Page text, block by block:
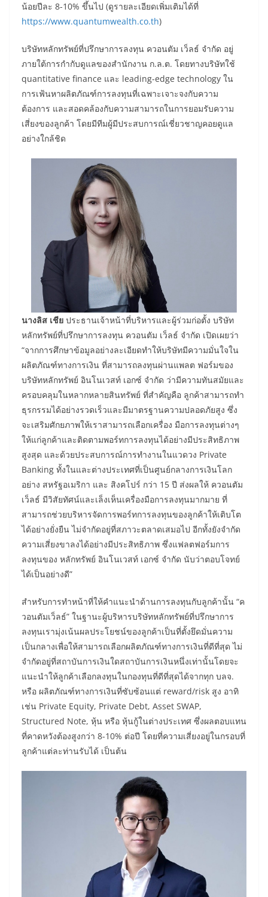
น้อยปีละ 8-10% ขึ้นไป (ดูรายละเอียดเพิ่มเติมได้ที่
https://www.quantumwealth.co.th)
บริษัทหลักทรัพย์ที่ปรึกษาการลงทุน ควอนตัม เว็ลธ์ จำกัด อยู่
ภายใต้การกำกับดูแลของสำนักงาน ก.ล.ต. โดยทางบริษัทใช้
quantitative finance และ leading-edge technology ใน
การเฟ้นหาผลิตภัณฑ์การลงทุนที่เฉพาะเจาะจงกับความ
ต้องการ และสอดคล้องกับความสามารถในการยอมรับความ
เสี่ยงของลูกค้า โดยมีทีมผู้มีประสบการณ์เชี่ยวชาญคอยดูแล
อย่างใกล้ชิด
นางลิส เชีย ประธานเจ้าหน้าที่บริหารและผู้ร่วมก่อตั้ง บริษัท
หลักทรัพย์ที่ปรึกษาการลงทุน ควอนตัม เว็ลธ์ จำกัด เปิดเผยว่า
“จากการศึกษาข้อมูลอย่างละเอียดทำให้บริษัทมีความมั่นใจใน
ผลิตภัณฑ์ทางการเงิน ที่สามารถลงทุนผ่านแพลต ฟอร์มของ
บริษัทหลักทรัพย์ อินโนเวสท์ เอกซ์ จำกัด ว่ามีความทันสมัยและ
ครอบคลุมในหลากหลายสินทรัพย์ ที่สำคัญคือ ลูกค้าสามารถทำ
ธุรกรรมได้อย่างรวดเร็วและมีมาตรฐานความปลอดภัยสูง ซึ่ง
จะเสริมศักยภาพให้เราสามารถเลือกเครื่อง มือการลงทุนต่างๆ
ให้แก่ลูกค้าและติดตามพอร์ทการลงทุนได้อย่างมีประสิทธิภาพ
สูงสุด และด้วยประสบการณ์การทำงานในแวดวง Private
Banking ทั้งในและต่างประเทศที่เป็นศูนย์กลางการเงินโลก
อย่าง สหรัฐอเมริกา และ สิงคโปร์ กว่า 15 ปี ส่งผลให้ ควอนตัม
เว็ลธ์ มีวิสัยทัศน์และเล็งเห็นเครื่องมือการลงทุนมากมาย ที่
สามารถช่วยบริหารจัดการพอร์ทการลงทุนของลูกค้าให้เติบโต
ได้อย่างยั่งยืน ไม่จำกัดอยู่ที่สภาวะตลาดเสมอไป อีกทั้งยังจำกัด
ความเสี่ยงขาลงได้อย่างมีประสิทธิภาพ ซึ่งแฟลตฟอร์มการ
ลงทุนของ หลักทรัพย์ อินโนเวสท์ เอกซ์ จำกัด นับว่าตอบโจทย์
ได้เป็นอย่างดี”
สำหรับการทำหน้าที่ให้คำแนะนำด้านการลงทุนกับลูกค้านั้น “ค
วอนตัมเว็ลธ์” ในฐานะผู้บริหารบริษัทหลักทรัพย์ที่ปรึกษาการ
ลงทุนเรามุ่งเน้นผลประโยชน์ของลูกค้าเป็นที่ตั้งยึดมั่นความ
เป็นกลางเพื่อให้สามารถเลือกผลิตภัณฑ์ทางการเงินที่ดีที่สุด ไม่
จำกัดอยู่ที่สถาบันการเงินใดสถาบันการเงินหนึ่งเท่านั้นโดยจะ
แนะนำให้ลูกค้าเลือกลงทุนในกองทุนที่ดีที่สุดได้จากทุก บลจ.
หรือ ผลิตภัณฑ์ทางการเงินที่ซับซ้อนแต่ reward/risk สูง อาทิ
เช่น Private Equity, Private Debt, Asset SWAP,
Structured Note, หุ้น หรือ หุ้นกู้ในต่างประเทศ ซึ่งผลตอบแทน
ที่คาดหวังต้องสูงกว่า 8-10% ต่อปี โดยที่ความเสี่ยงอยู่ในกรอบที่
ลูกค้าแต่ละท่านรับได้ เป็นต้น